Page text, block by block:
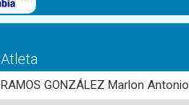
Atleta
RAMOS GONZÁLEZ Marlon Antonio